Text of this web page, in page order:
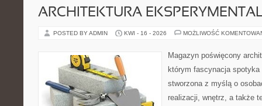
ARCHITEKTURA
POSTED BY ADMIN KWI - 16 - 2026 MOŻLIWOŚĆ
Magazyn poświęcony
którym fascynacja spotyka
stworzona z myślą o
realizacji, wnętrz, a także